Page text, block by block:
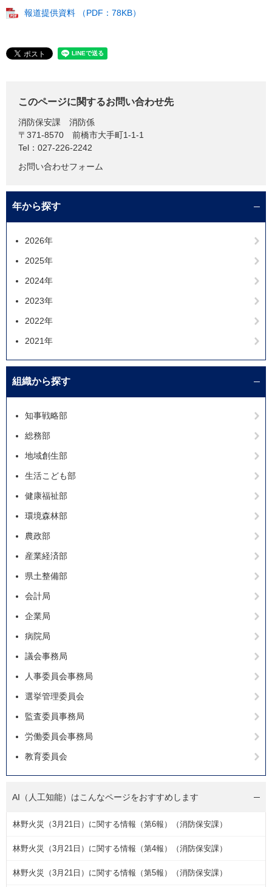
報道提供資料 （PDF：78KB）
このページに関するお問い合わせ先
消防保安課
消防係
〒371-8570
前橋市大手町1-1-1
Tel：027-226-2242
お問い合わせフォーム
年から探す
2026年
2025年
2024年
2023年
2022年
2021年
組織から探す
知事戦略部
総務部
地域創生部
生活こども部
健康福祉部
環境森林部
農政部
産業経済部
県土整備部
会計局
企業局
病院局
議会事務局
人事委員会事務局
選挙管理委員会
監査委員事務局
労働委員会事務局
教育委員会
AI（人工知能）はこんなページをおすすめします
林野火災（3月21日）に関する情報（第6報）（消防保安課）
林野火災（3月21日）に関する情報（第4報）（消防保安課）
林野火災（3月21日）に関する情報（第5報）（消防保安課）